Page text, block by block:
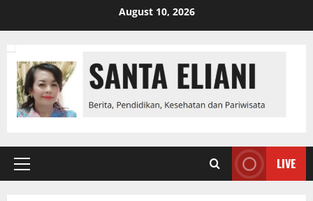
August 10, 2026
Primary
LIVE